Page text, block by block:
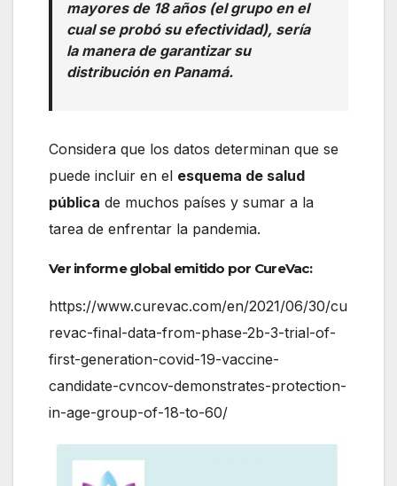
mayores de 18 años (el grupo en el
cual se probó su efectividad), sería
la manera de garantizar su
distribución en Panamá.
Considera que los datos determinan que se
puede incluir en el esquema de salud
pública de muchos países y sumar a la
tarea de enfrentar la pandemia.
Ver informe global emitido por CureVac:
https://www.curevac.com/en/2021/06/30/cu
revac-final-data-from-phase-2b-3-trial-of-
first-generation-covid-19-vaccine-
candidate-cvncov-demonstrates-protection-
in-age-group-of-18-to-60/